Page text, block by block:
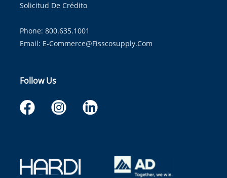
Solicitud De Crédito
Phone: 800.635.1001
Email: E-Commerce@fisscosupply.com
Follow Us